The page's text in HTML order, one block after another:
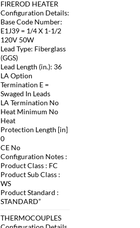
FIREROD HEATER
Configuration Details:
Base Code Number:
E1J39 = 1/4 X 1-1/2
120V 50W
Lead Type: Fiberglass
(GGS)
Lead Length (in.): 36
LA Option
Termination E =
Swaged In Leads
LA Termination No
Heat Minimum No
Heat
Protection Length [in]
0
CE No
Configuration Notes :
Product Class : FC
Product Sub Class :
WS
Product Standard :
STANDARD”
THERMOCOUPLES